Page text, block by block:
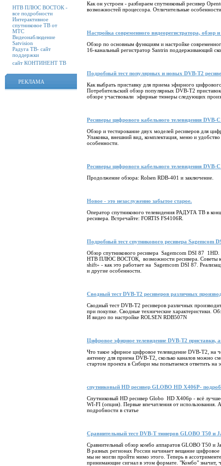
НТВ ПЛЮС ВОСТОК -
все подробности
Интерактивное
спутниковое ТВ от
МТС
Видеонаблюдение
Satvision
Радуга ТВ- сайт
поддержки
сайт КОНТИНЕНТ ТВ
РЕКЛАМА
Как он устроен - разбираем спутниковый ресивер
возможностей процессора. Отличительные
Настройка современного видеорегистратора, обзор
Обзор по основным функциям и настройке
16-канальный регистратор Santrin поддерживающий
Подробный тест популярных и новых DVB-T2
Как выбрать приставку для приема эфирного
Потребительский обзор популярных DVB-T2
обзоре участвовали эфирные тюнеры следующих
Ресиверы цифрового кабельного телевидения DVB-
Обзор и тестирование двух моделей ресиверов для
Упаковка, внешний вид, комплектация, меню и
особенности.
Ресиверы цифрового кабельного телевидения DVB-
Продолжение обзора: Rolsen RDB-401 и заключение.
Новое - это незаслуженно забытое старое.
Оператор спутникового телевидения РАДУГА ТВ в
ресивера. Встречайте: FORTIS FS4106R.
Подробный тест спутникового ресивера
Обзор спутникового ресивера Sagemcom DSI 87 1HD.
НТВ ПЛЮС ВОСТОК, возможности ресивера. Советы
shift» - как это работает на Sagemcom DSI 87.
и другие особенности.
Сводный тест DVB-T2 ресиверов различных
Сводный тест DVB-T2 ресиверов различных
при покупке. Сводные технические характеристики.
И видео по настройке ROLSEN RDB507N
Цифровое эфирное телевидение DVB-T2 приставки,
Что такое эфирное цифровое телевидение DVB-T2, на
антенну для приема DVB-T2, сколько каналов можно
стартом проекта в Сибири мы попытаемся ответить на
спутниковый HD ресивер GLOBO HD X406P-
Спутниковый HD ресивер Globo HD X406p - всё
WI-FI (опция). Первые впечатления от использования.
подробности в статье
Сравнительный тест DVB-T тюнеров GLOBO T50 и
Сравнительный обзор комбо аппаратов GLOBO T50 и
В разных регионах России начинает вещание
мы не могли пройти мимо этого. Теперь в
принимающие сигнал в этом формате. "Комбо" значит,